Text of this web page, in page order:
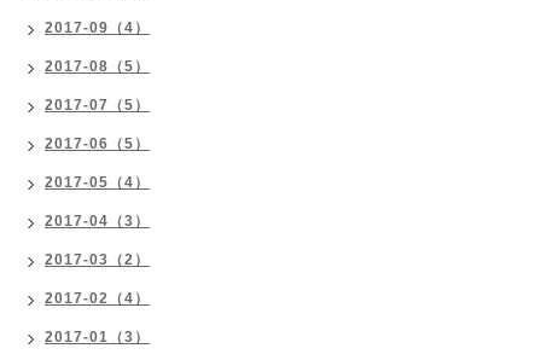
2017-09（4）
2017-08（5）
2017-07（5）
2017-06（5）
2017-05（4）
2017-04（3）
2017-03（2）
2017-02（4）
2017-01（3）